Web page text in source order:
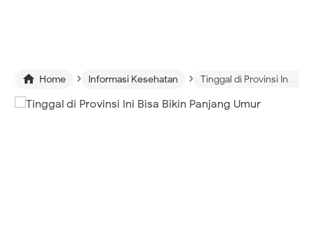
 Home › Informasi Kesehatan › Tinggal di Provinsi Ini Bisa Bikin Panjang Umur